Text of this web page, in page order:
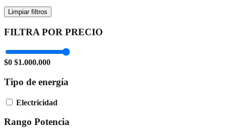
Limpiar filtros
FILTRA POR PRECIO
$0 $1.000.000
Tipo de energía
Electricidad
Rango Potencia